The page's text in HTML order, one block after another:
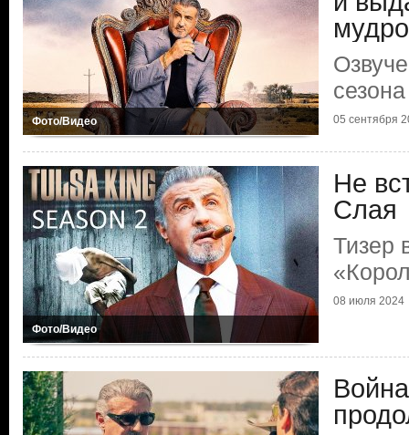
Фото/Видео 05 сентября
Фото/Видео
Не
Слая
Тизер
08 июля 2024